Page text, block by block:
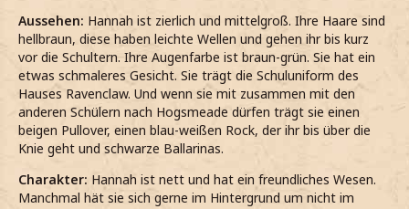
Aussehen: Hannah ist zierlich und mittelgroß. Ihre Haare sind
hellbraun, diese haben leichte Wellen und gehen ihr bis kurz
vor die Schultern. Ihre Augenfarbe ist braun-grün. Sie hat ein
etwas schmaleres Gesicht. Sie trägt die Schuluniform des
Hauses Ravenclaw. Und wenn sie mit zusammen mit den
anderen Schülern nach Hogsmeade dürfen trägt sie einen
beigen Pullover, einen blau-weißen Rock, der ihr bis über die
Knie geht und schwarze Ballarinas.
Charakter: Hannah ist nett und hat ein freundliches Wesen.
Manchmal hät sie sich gerne im Hintergrund um nicht im